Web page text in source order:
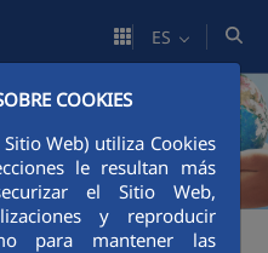
COOKIES
Web) utiliza Cookies
le resultan más
el Sitio Web,
y reproducir
para mantener las
ES
> Estrategia